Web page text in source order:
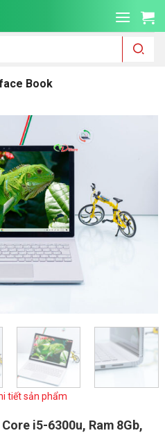
Book
tiết sản phẩm
Core i5-6300u, Ram 8Gb,